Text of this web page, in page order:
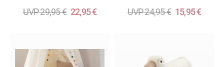
UVP 29,95 € 22,95 € UVP 24,95 € 15,95 €